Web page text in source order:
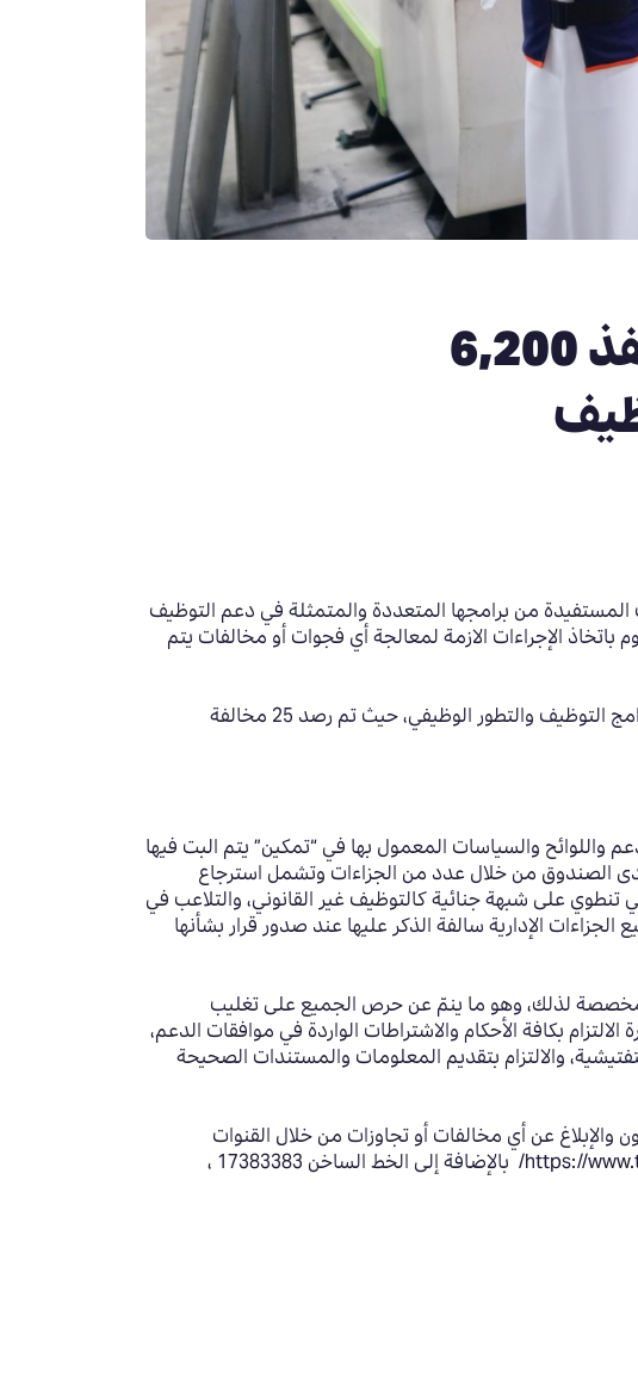
خلال النصف الأول من هذا العام تمكين تنفذ 6,200
المستفيدة من برامجها المتعددة والمتمثلة في دعم التوظيف
الإجراءات الازمة لمعالجة أي فجوات أو مخالفات يتم
إذ بلغ عدد الزيارات التي تم تنفيذها خلال النصف الأول من هذا العام 6,200 زيارة تفتيشية للمستفيدين من برامج التوظيف والتطور الوظيفي، حيث تم رصد 25 مخالفة
واللوائح والسياسات المعمول بها في “تمكين” يتم البت فيها
الصندوق من خلال عدد من الجزاءات وتشمل استرجاع
تنطوي على شبهة جنائية كالتوظيف غير القانوني، والتلاعب في
الإدارية سالفة الذكر عليها عند صدور قرار بشأنها
المخصصة لذلك، وهو ما ينمّ عن حرص الجميع على تغليب
بكافة الأحكام والاشتراطات الواردة في موافقات الدعم،
والالتزام بتقديم المعلومات والمستندات الصحيحة
عن أي مخالفات أو تجاوزات من خلال القنوات
المخصصة لذلك والتي تشمل الصفحة المخصصة على الموقع الإلكتروني https://www.tamkeen.bh/whistleblower-form/ بالإضافة إلى الخط الساخن 17383383 ،